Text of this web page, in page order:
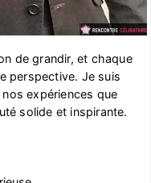
de grandir, et chaque
perspective. Je suis
expériences que
solide et inspirante.